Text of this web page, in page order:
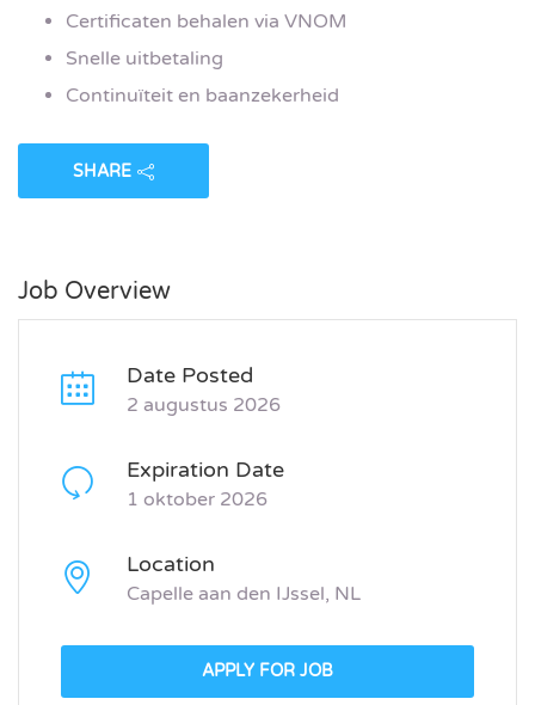
Certificaten behalen via VNOM
Snelle uitbetaling
Continuïteit en baanzekerheid
SHARE
Job Overview
Date Posted
2 augustus 2026
Expiration Date
1 oktober 2026
Location
Capelle aan den IJssel, NL
APPLY FOR JOB